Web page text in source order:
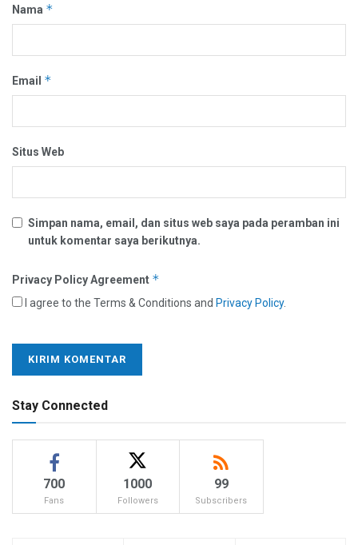
Nama *
Email *
Situs Web
Simpan nama, email, dan situs web saya pada peramban ini
untuk komentar saya berikutnya.
Privacy Policy Agreement *
I agree to the Terms & Conditions and Privacy Policy.
Stay Connected
700
Fans
1000
Followers
99
Subscribers